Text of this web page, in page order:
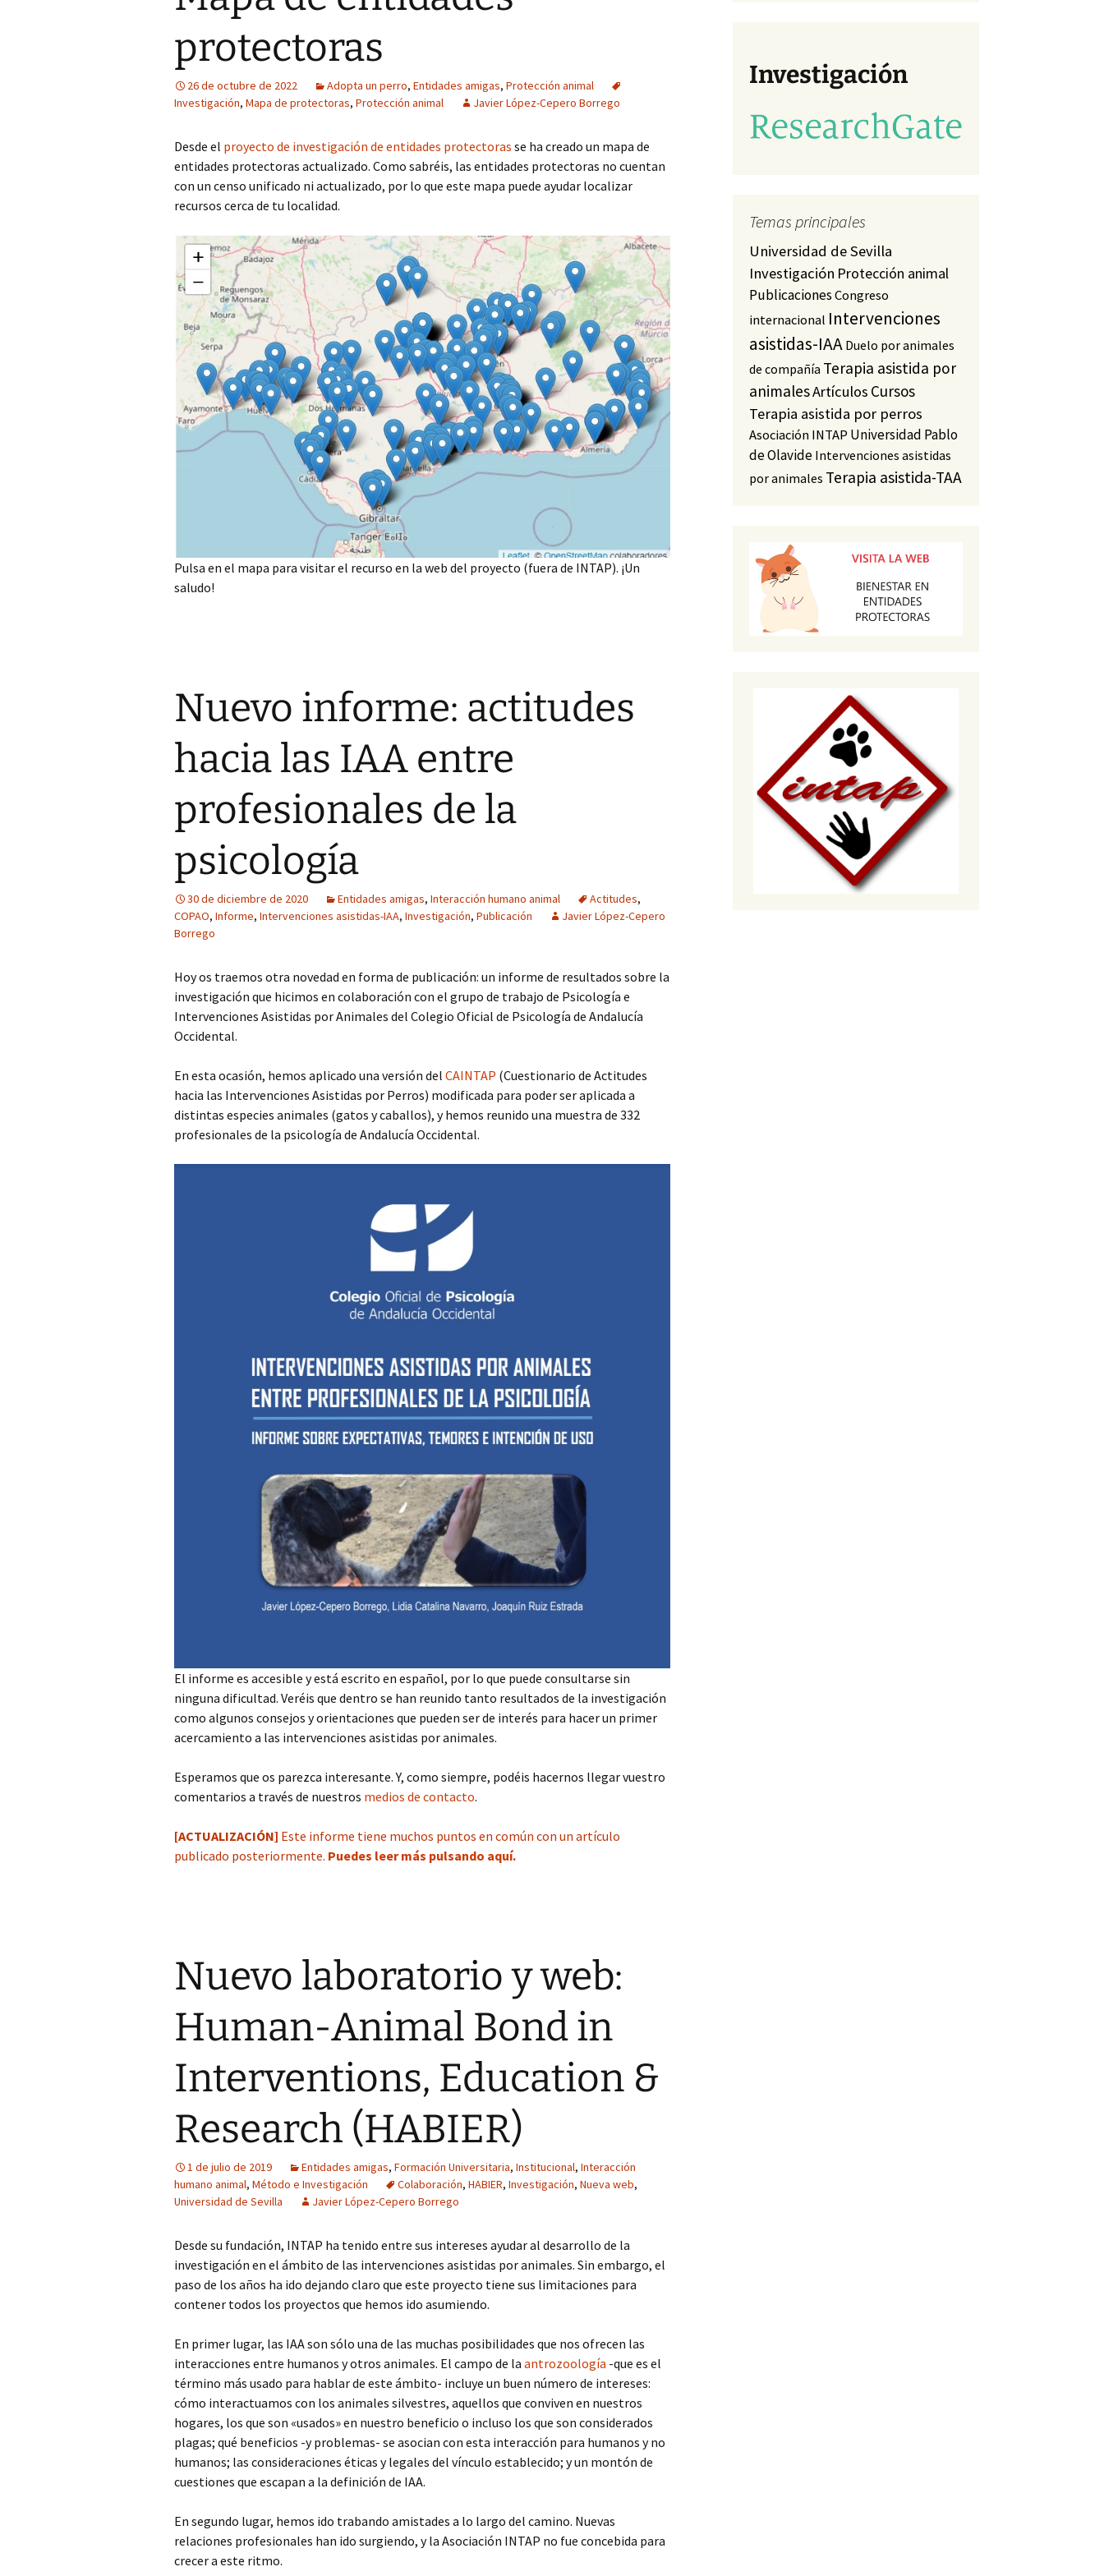
U. São Paulo (Brasil)
IAA (II): Introducción al
manejo del animal (2015)
y prácticos (2014)
1ª Jornadas de IAA en
CCSS (2014)
FC Intervenciones
asistidas (UNIA, 2014-15)
Introducción a las IAA en
U. Sevilla (2013-2017)
Máster en Aplicaciones
del Perro… (2008-12)
animal
Eficacia de las IAA
protectoras
26 de octubre de 2022 Adopta un perro, Entidades amigas, Protección animal
Investigación, Mapa de protectoras, Protección animal Javier López-Cepero Borrego
Desde el proyecto de investigación de entidades protectoras se ha creado un mapa de
entidades protectoras actualizado. Como sabréis, las entidades protectoras no cuentan
con un censo unificado ni actualizado, por lo que este mapa puede ayudar localizar
recursos cerca de tu localidad.
Pulsa en el mapa para visitar el recurso en la web del proyecto (fuera de INTAP). ¡Un
saludo!
Nuevo informe: actitudes
hacia las IAA entre
profesionales de la
psicología
30 de diciembre de 2020 Entidades amigas, Interacción humano animal Actitudes,
COPAO, Informe, Intervenciones asistidas-IAA, Investigación, Publicación
Javier López-Cepero
Borrego
Hoy os traemos otra novedad en forma de publicación: un informe de resultados sobre la
investigación que hicimos en colaboración con el grupo de trabajo de Psicología e
Intervenciones Asistidas por Animales del Colegio Oficial de Psicología de Andalucía
Occidental.
En esta ocasión, hemos aplicado una versión del CAINTAP (Cuestionario de Actitudes
hacia las Intervenciones Asistidas por Perros) modificada para poder ser aplicada a
distintas especies animales (gatos y caballos), y hemos reunido una muestra de 332
profesionales de la psicología de Andalucía Occidental.
El informe es accesible y está escrito en español, por lo que puede consultarse sin
ninguna dificultad. Veréis que dentro se han reunido tanto resultados de la investigación
como algunos consejos y orientaciones que pueden ser de interés para hacer un primer
acercamiento a las intervenciones asistidas por animales.
Esperamos que os parezca interesante. Y, como siempre, podéis hacernos llegar vuestro
comentarios a través de nuestros medios de contacto.
[ACTUALIZACIÓN] Este informe tiene muchos puntos en común con un artículo
publicado posteriormente. Puedes leer más pulsando aquí.
Nuevo laboratorio y web:
Human-Animal Bond in
Interventions, Education &
Research (HABIER)
1 de julio de 2019 Entidades amigas, Formación Universitaria, Institucional, Interacción
humano animal, Método e Investigación Colaboración, HABIER, Investigación, Nueva web,
Universidad de Sevilla
Javier López-Cepero Borrego
Desde su fundación, INTAP ha tenido entre sus intereses ayudar al desarrollo de la
investigación en el ámbito de las intervenciones asistidas por animales. Sin embargo, el
paso de los años ha ido dejando claro que este proyecto tiene sus limitaciones para
contener todos los proyectos que hemos ido asumiendo.
En primer lugar, las IAA son sólo una de las muchas posibilidades que nos ofrecen las
interacciones entre humanos y otros animales. El campo de la antrozoología -que es el
término más usado para hablar de este ámbito- incluye un buen número de intereses:
cómo interactuamos con los animales silvestres, aquellos que conviven en nuestros
hogares, los que son «usados» en nuestro beneficio o incluso los que son considerados
plagas; qué beneficios -y problemas- se asocian con esta interacción para humanos y no
humanos; las consideraciones éticas y legales del vínculo establecido; y un montón de
cuestiones que escapan a la definición de IAA.
En segundo lugar, hemos ido trabando amistades a lo largo del camino. Nuevas
relaciones profesionales han ido surgiendo, y la Asociación INTAP no fue concebida para
crecer a este ritmo.
Investigación
Temas principales
Universidad de Sevilla
Investigación Protección animal
PublicacionesCongreso
internacional Intervenciones
asistidas-IAA Duelo por animales
de compañía Terapia asistida por
animalesArtículos Cursos
Terapia asistida por perros
Asociación INTAP Universidad Pablo
de Olavide Intervenciones asistidas
por animales Terapia asistida-TAA